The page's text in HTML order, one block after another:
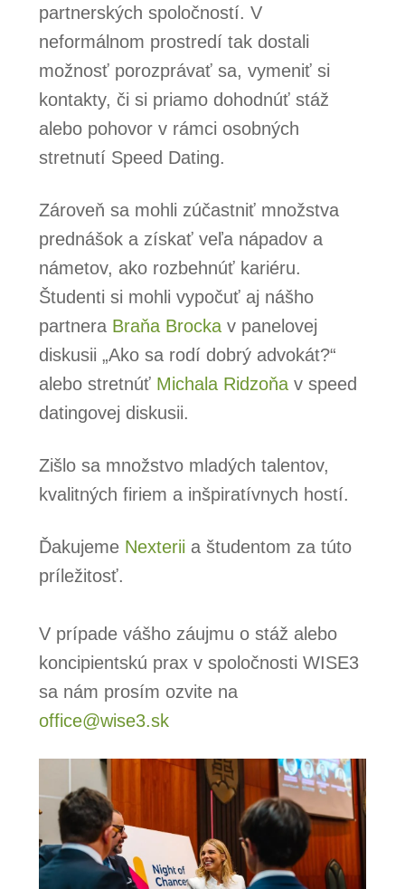
partnerských spoločností. V
neformálnom prostredí tak dostali
možnosť porozprávať sa, vymeniť si
kontakty, či si priamo dohodnúť stáž
alebo pohovor v rámci osobných
stretnutí Speed Dating.
Zároveň sa mohli zúčastniť množstva
prednášok a získať veľa nápadov a
námetov, ako rozbehnúť kariéru.
Študenti si mohli vypočuť aj nášho
partnera Braňa Brockav panelovej
diskusii „Ako sa rodí dobrý advokát?“
alebo stretnúť Michala Ridzoňav speed
datingovej diskusii.
Zišlo sa množstvo mladých talentov,
kvalitných firiem a inšpiratívnych hostí.
Ďakujeme Nexterii a študentom za túto
príležitosť.
V prípade vášho záujmu o stáž alebo
koncipientskú prax v spoločnosti WISE3
sa nám prosím ozvite na
office@wise3.sk